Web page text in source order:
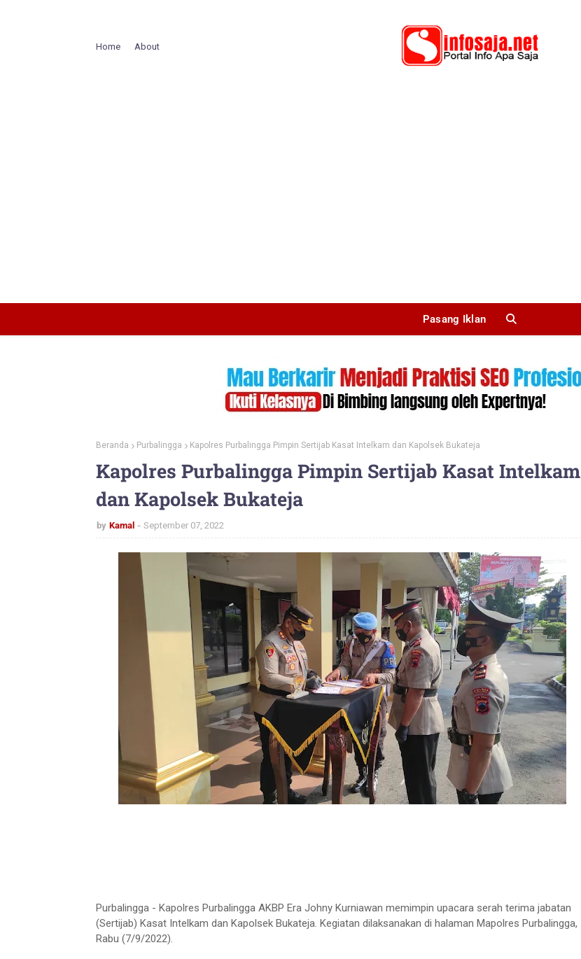
Home About
Pasang Iklan
Beranda Purbalingga Kapolres Purbalingga Pimpin Sertijab Kasat Intelkam dan Kapolsek Bukateja
Kapolres Purbalingga Pimpin Sertijab Kasat Intelkam
dan Kapolsek Bukateja
by Kamal September 07, 2022
Purbalingga - Kapolres Purbalingga AKBP Era Johny Kurniawan memimpin upacara serah terima jabatan
(Sertijab) Kasat Intelkam dan Kapolsek Bukateja. Kegiatan dilaksanakan di halaman Mapolres Purbalingga,
Rabu (7/9/2022).